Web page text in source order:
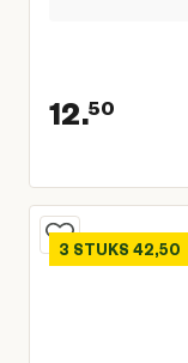
12.50
3 STUKS 42,50